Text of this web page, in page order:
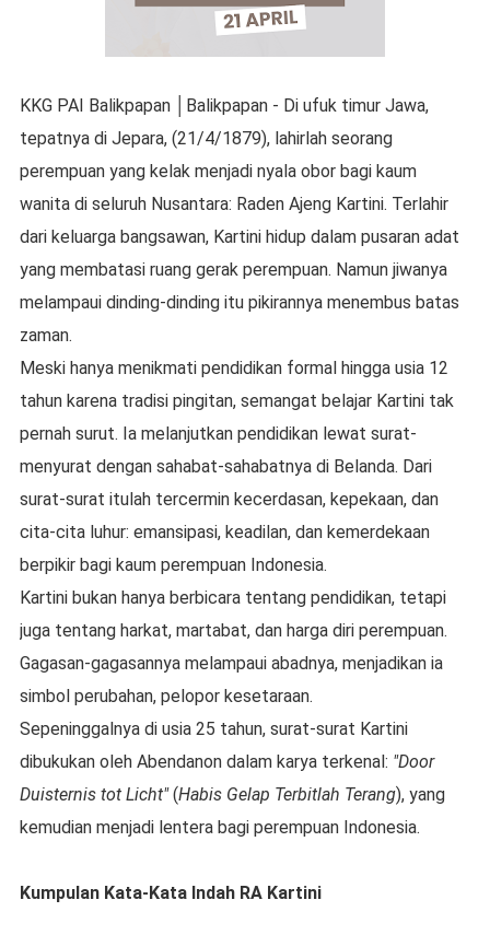
KKG PAI Balikpapan │Balikpapan - Di ufuk timur Jawa,
tepatnya di Jepara, (21/4/1879), lahirlah seorang
perempuan yang kelak menjadi nyala obor bagi kaum
wanita di seluruh Nusantara: Raden Ajeng Kartini. Terlahir
dari keluarga bangsawan, Kartini hidup dalam pusaran adat
yang membatasi ruang gerak perempuan. Namun jiwanya
melampaui dinding-dinding itu pikirannya menembus batas
zaman.
Meski hanya menikmati pendidikan formal hingga usia 12
tahun karena tradisi pingitan, semangat belajar Kartini tak
pernah surut. Ia melanjutkan pendidikan lewat surat-
menyurat dengan sahabat-sahabatnya di Belanda. Dari
surat-surat itulah tercermin kecerdasan, kepekaan, dan
cita-cita luhur: emansipasi, keadilan, dan kemerdekaan
berpikir bagi kaum perempuan Indonesia.
Kartini bukan hanya berbicara tentang pendidikan, tetapi
juga tentang harkat, martabat, dan harga diri perempuan.
Gagasan-gagasannya melampaui abadnya, menjadikan ia
simbol perubahan, pelopor kesetaraan.
Sepeninggalnya di usia 25 tahun, surat-surat Kartini
dibukukan oleh Abendanon dalam karya terkenal: "Door
Duisternis tot Licht"(Habis Gelap Terbitlah Terang), yang
kemudian menjadi lentera bagi perempuan Indonesia.
Kumpulan Kata-Kata Indah RA Kartini